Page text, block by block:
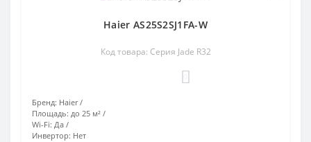
Haier AS25S2SJ1FA-W
Код товара: Серия Jade R32
Бренд: Haier
Площадь: до 25 м²
Wi-Fi: Да
Инвертор: Нет